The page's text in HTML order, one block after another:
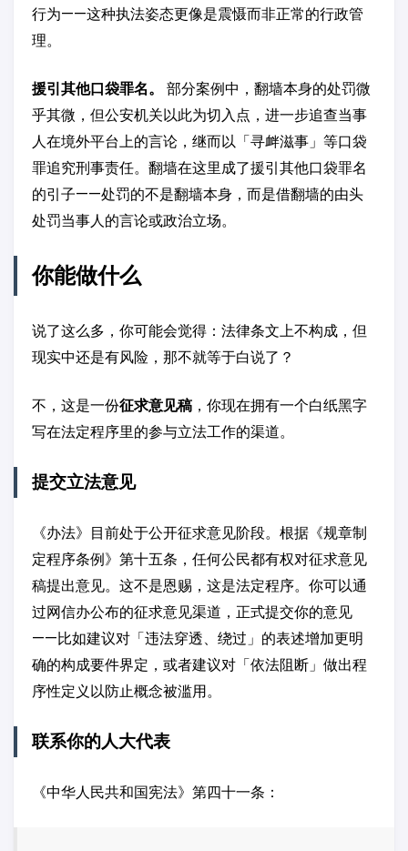
行为——这种执法姿态更像是震慑而非正常的行政管
理。
援引其他口袋罪名。
部分案例中，翻墙本身的处罚微
乎其微，但公安机关以此为切入点，进一步追查当事
人在境外平台上的言论，继而以「寻衅滋事」等口袋
罪追究刑事责任。翻墙在这里成了援引其他口袋罪名
的引子——处罚的不是翻墙本身，而是借翻墙的由头
处罚当事人的言论或政治立场。
你能做什么
说了这么多，你可能会觉得：法律条文上不构成，但
现实中还是有风险，那不就等于白说了？
不，这是一份征求意见稿 ，你现在拥有一个白纸黑字
写在法定程序里的参与立法工作的渠道。
提交立法意见
《办法》目前处于公开征求意见阶段。根据《规章制
定程序条例》第十五条，任何公民都有权对征求意见
稿提出意见。这不是恩赐，这是法定程序。你可以通
过网信办公布的征求意见渠道，正式提交你的意见
——比如建议对「违法穿透、绕过」的表述增加更明
确的构成要件界定，或者建议对「依法阻断」做出程
序性定义以防止概念被滥用。
联系你的人大代表
《中华人民共和国宪法》第四十一条：